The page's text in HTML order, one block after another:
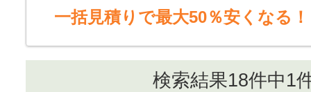
一括見積りで最大50％安くなる！
検索結果18件中1